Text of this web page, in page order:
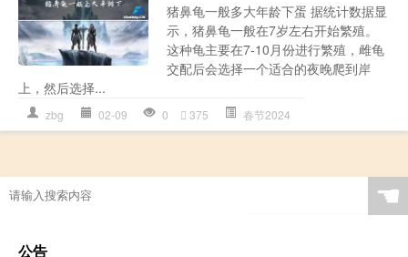
猪鼻龟一般多大年龄下蛋 据统计数据显
示，猪鼻龟一般在7岁左右开始繁殖。
这种龟主要在7-10月份进行繁殖，雌龟
交配后会选择一个适合的夜晚爬到岸
上，然后选择...
zbg 02-09 0 375 春节2024
☚
公告